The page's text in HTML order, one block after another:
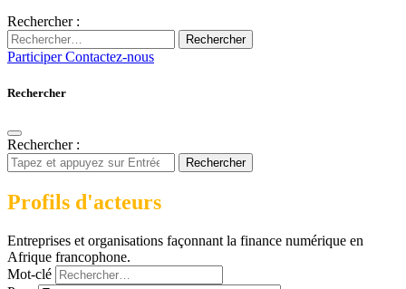
Rechercher :
Rechercher
ParticiperContactez-nous
Rechercher
Rechercher :
Rechercher
Profils d'acteurs
Entreprises et organisations façonnant la finance numérique en
Afrique francophone.
Mot-clé